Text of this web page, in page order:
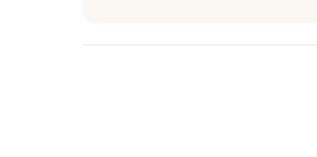
Si specifica che le distanze qui indicate sono